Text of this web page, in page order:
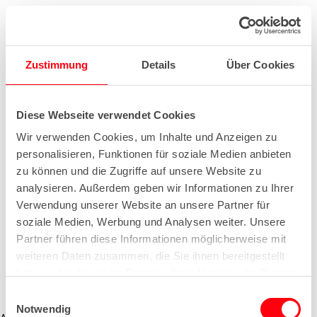
Zustimmung Details Über Cookies
Diese Webseite verwendet Cookies
Wir verwenden Cookies, um Inhalte und Anzeigen zu
personalisieren, Funktionen für soziale Medien anbieten
zu können und die Zugriffe auf unsere Website zu
analysieren. Außerdem geben wir Informationen zu Ihrer
Verwendung unserer Website an unsere Partner für
soziale Medien, Werbung und Analysen weiter. Unsere
Partner führen diese Informationen möglicherweise mit
weiteren Daten zusammen, die Sie ihnen bereitgestellt
Notwendig